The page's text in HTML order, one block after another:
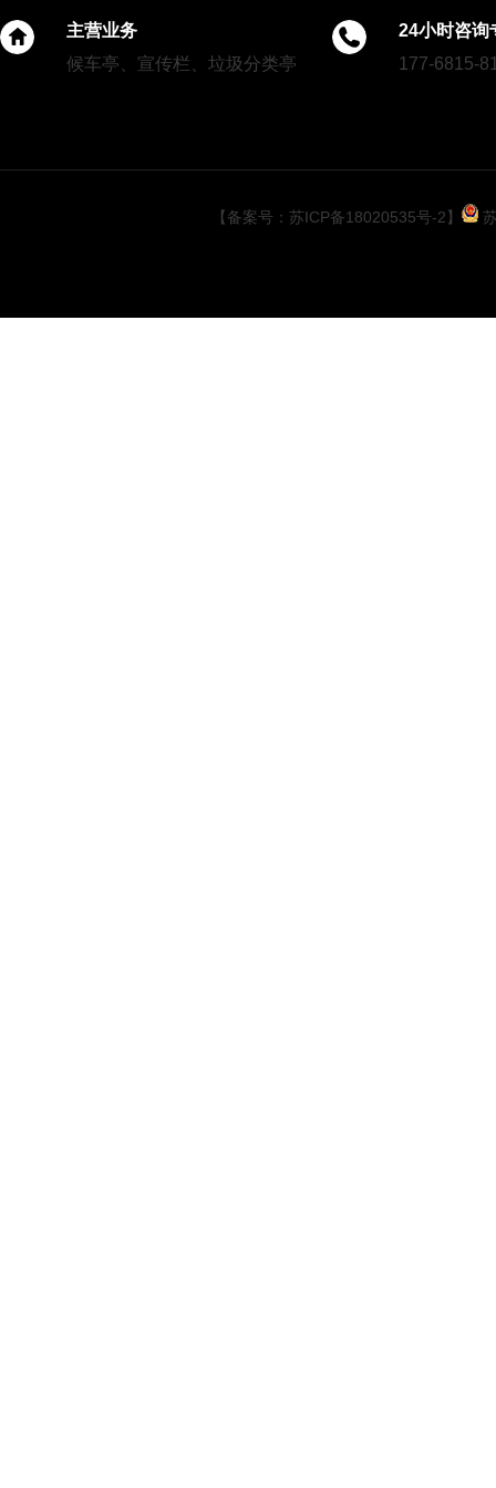
扬州候车亭第四批发货
主营业务
候车亭、宣传栏、垃圾分类亭
24小时咨询
177-6815-
【备案号：苏ICP备18020535号-2】